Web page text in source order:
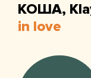
КОША,
in love